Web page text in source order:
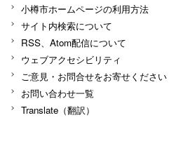
小樽市ホームページの利用方法
サイト内検索について
RSS、Atom配信について
ウェブアクセシビリティ
ご意見・お問合せをお寄せください
お問い合わせ一覧
Translate（翻訳）